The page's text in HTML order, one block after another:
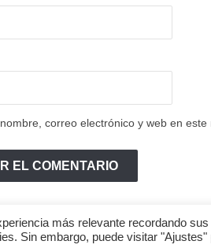
correo electrónico y web en
más relevante recordando
Sin embargo, puede visitar